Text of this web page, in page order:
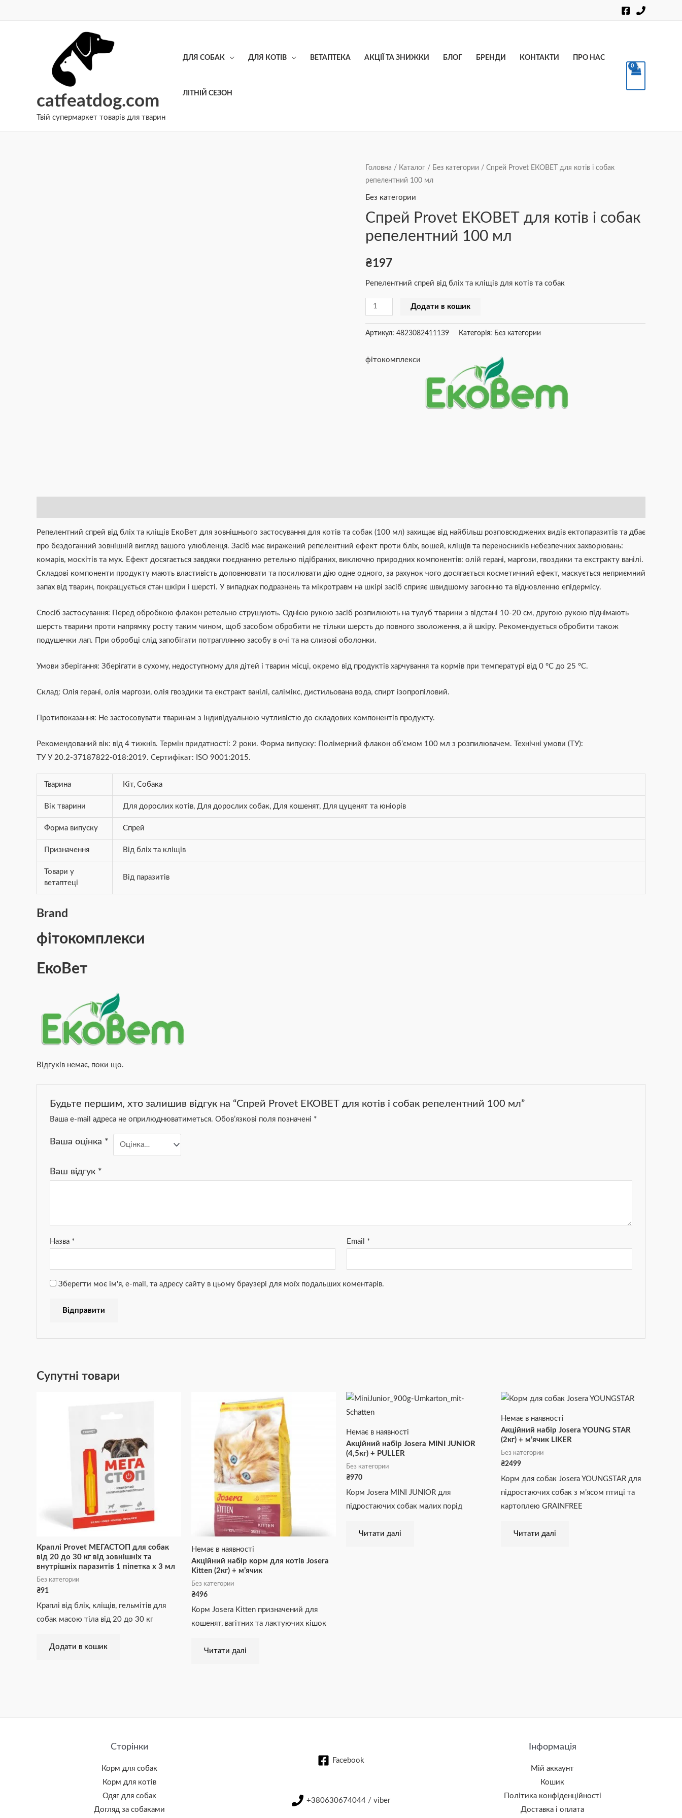
catfeatdog.com
Твій супермаркет товарів для тварин
ДЛЯ СОБАК ДЛЯ КОТІВ ВЕТАПТЕКА АКЦІЇ ТА ЗНИЖКИ БЛОГ БРЕНДИ КОНТАКТИ ПРО НАС
ЛІТНІЙ СЕЗОН
Головна / Каталог / Без категории / Спрей Provet ЕКОВЕТ для котів і собак
репелентний 100 мл
Без категории
Спрей Provet ЕКОВЕТ для котів і собак
репелентний 100 мл
₴197
Репелентний спрей від бліх та кліщів для котів та собак
Спрей
Provet
ЕКОВЕТ
котів
репелентний
кількість
Додати в кошик
Артикул: 4823082411139 Категорія: Без категории
фітокомплекси
Репелентний спрей від бліх та кліщів ЕкоВет для зовнішнього застосування для котів та собак (100 мл) захищає від найбільш розповсюджених видів ектопаразитів та дбає
про бездоганний зовнішній вигляд вашого улюбленця. Засіб має виражений репелентний ефект проти бліх, вошей, кліщів та переносників небезпечних захворювань:
комарів, москітів та мух. Ефект досягається завдяки поєднанню ретельно підібраних, виключно природних компонентів: олій герані, маргози, гвоздики та екстракту ванілі.
Складові компоненти продукту мають властивість доповнювати та посилювати дію одне одного, за рахунок чого досягається косметичний ефект, маскується неприємний
запах від тварин, покращується стан шкіри і шерсті. У випадках подразнень та мікротравм на шкірі засіб сприяє швидшому загоєнню та відновленню епідермісу.
Спосіб застосування: Перед обробкою флакон ретельно струшують. Однією рукою засіб розпилюють на тулуб тварини з відстані 10-20 см, другою рукою піднімають
шерсть тварини проти напрямку росту таким чином, щоб засобом обробити не тільки шерсть до повного зволоження, а й шкіру. Рекомендується обробити також
подушечки лап. При обробці слід запобігати потраплянню засобу в очі та на слизові оболонки.
Умови зберігання: Зберігати в сухому, недоступному для дітей і тварин місці, окремо від продуктів харчування та кормів при температурі від 0 °С до 25 °С.
Склад: Олія герані, олія маргози, олія гвоздики та екстракт ванілі, салімікс, дистильована вода, спирт ізопропіловий.
Протипоказання: Не застосовувати тваринам з індивідуальною чутливістю до складових компонентів продукту.
Рекомендований вік: від 4 тижнів. Термін придатності: 2 роки. Форма випуску: Полімерний флакон об’ємом 100 мл з розпилювачем. Технічні умови (ТУ):
ТУ У 20.2-37187822-018:2019. Сертифікат: ISO 9001:2015.
Тварина Кіт,Собака
Вік тварини Для дорослих котів, Для дорослих собак, Для кошенят, Для цуценят та юніорів
Форма випуску Спрей
Призначення Від бліх та кліщів
Товари у
ветаптеці
Від паразитів
Brand
фітокомплекси
ЕкоВет
Відгуків немає, поки що.
Будьте першим, хто залишив відгук на “Спрей Provet ЕКОВЕТ для котів і собак репелентний 100 мл”
Ваша e-mail адреса не оприлюднюватиметься. Обов’язкові поля позначені *
Ваша оцінка *
Ваш відгук *
Назва * Email *
Зберегти моє ім'я, e-mail, та адресу сайту в цьому браузері для моїх подальших коментарів.
Супутні товари
Краплі Provet МЕГАСТОП для собак
від 20 до 30 кг від зовнішніх та
внутрішніх паразитів 1 піпетка х 3 мл
Без категории
₴91
Краплі від бліх, кліщів, гельмітів для
собак масою тіла від 20 до 30 кг
Додати в кошик
Немає в наявності
Акційний набір корм для котів Josera
Kitten (2кг) + м’ячик
Без категории
₴496
Корм Josera Kitten призначений для
кошенят, вагітних та лактуючих кішок
Читати далі
Немає в наявності
Акційний набір Josera MINI JUNIOR
(4,5кг) + PULLER
Без категории
₴970
Корм Josera MINI JUNIOR для
підростаючих собак малих порід
Читати далі
Немає в наявності
Акційний набір Josera YOUNG STAR
(2кг) + м’ячик LIKER
Без категории
₴2499
Корм для собак Josera YOUNGSTAR для
підростаючих собак з м’ясом птиці та
картоплею GRAINFREE
Читати далі
Сторінки
Корм для собак
Корм для котів
Одяг для собак
Догляд за собаками
Facebook
+380630674044 / viber
Інформація
Мій аккаунт
Кошик
Політика конфіденційності
Доставка і оплата